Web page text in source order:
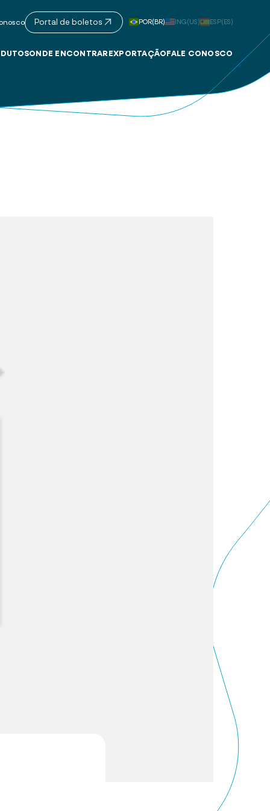
Portal de boletos POR(BR) ING(US) ESP(ES)
ONDE ENCONTRAR EXPORTAÇÃO FALE CONOSCO